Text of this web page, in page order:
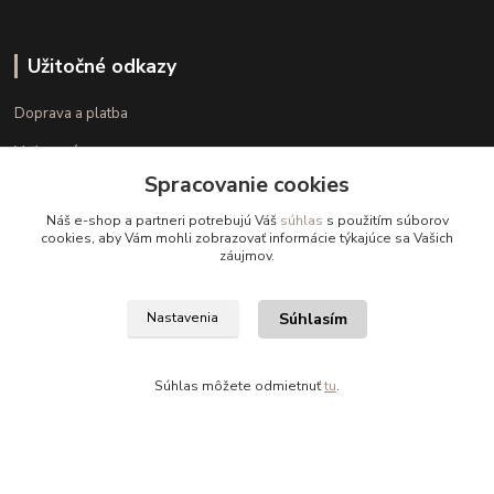
Užitočné odkazy
Doprava a platba
Veľkostné parametre
+421 948 126 423
(Po.-Pi. 10.00 - 15.00)
info@kvalitnaBielizen.sk
Spracovanie cookies
Náš e-shop a partneri potrebujú Váš súhlas s použitím súborov
cookies, aby Vám mohli zobrazovať informácie týkajúce sa Vašich
záujmov.
Nastavenia Súhlasím
Súhlas môžete odmietnuťtu.